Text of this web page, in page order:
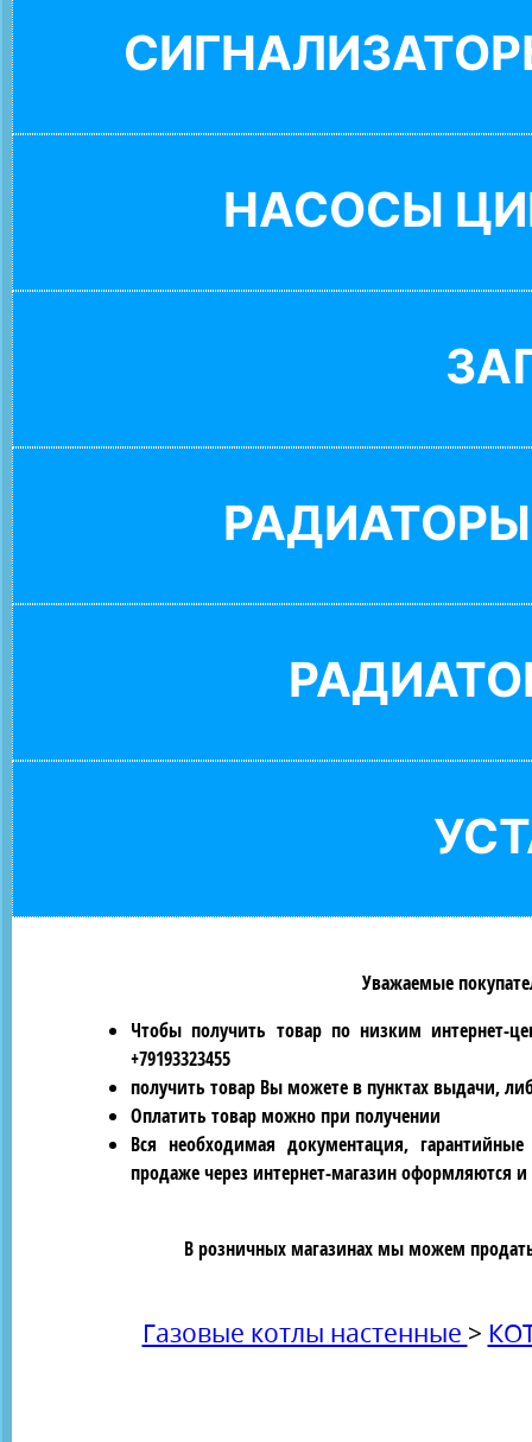
НАСОСЫ
Уважаемые
Чтобы получить товар по низким интернет-
+79193323455
получить товар Вы можете в пунктах выдачи,
Оплатить товар можно при получении
Вся необходимая документация,
продаже через интернет-магазин оформляются
В розничных магазинах мы можем
Газовые котлы настенные >